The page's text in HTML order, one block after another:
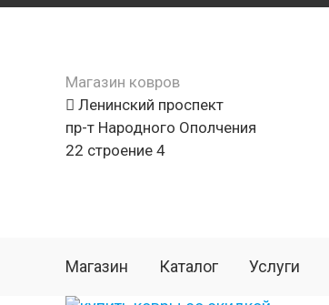
Магазин ковров
Ленинский проспект
пр-т Народного Ополчения
22 строение 4
Магазин Каталог Услуги